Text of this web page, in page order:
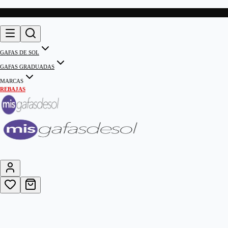
GAFAS DE SOL
GAFAS GRADUADAS
MARCAS
REBAJAS